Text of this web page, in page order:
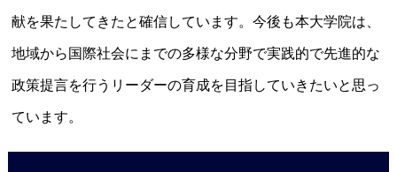
献を果たしてきたと確信しています。今後も本大学院は、
地域から国際社会にまでの多様な分野で実践的で先進的な
政策提言を行うリーダーの育成を目指していきたいと思っ
ています。